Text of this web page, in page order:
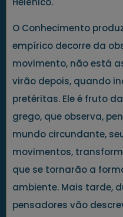
O Conhecimento
empírico decorre da
movimento, não está
virão depois, quando
pretéritas. Ele é fruto
grego, que observa,
mundo circundante,
movimentos,
que se tornarão a
ambiente. Mais tarde,
pensadores vão